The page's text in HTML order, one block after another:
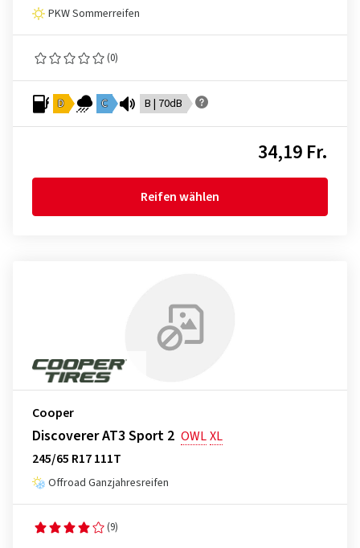
PKW Sommerreifen
(0)
D C B | 70dB
34,19 Fr.
Reifen wählen
Cooper
Discoverer AT3 Sport 2 OWLXL
245/65 R17 111T
Offroad Ganzjahresreifen
(9)